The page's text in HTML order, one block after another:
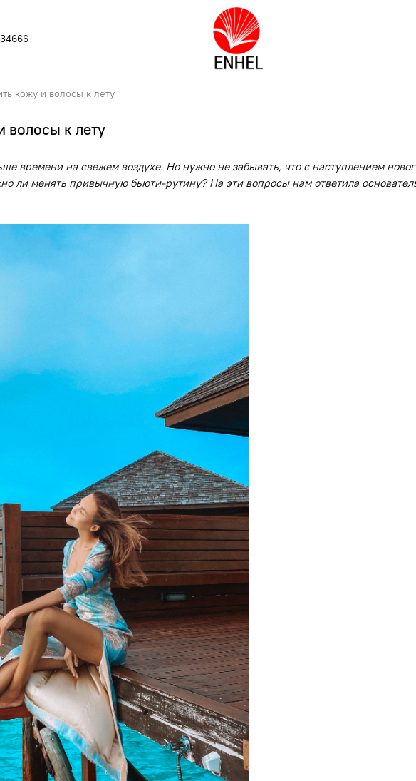
кожу и волосы к лету
волосы к лету
времени на свежем воздухе. Но нужно не забывать, что с наступлением
ли менять привычную бьюти-рутину? На эти вопросы нам ответила